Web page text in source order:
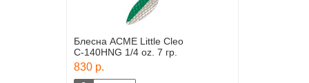
Блесна ACME Little Cleo
С-140HNG 1/4 oz. 7 гр.
830 р.